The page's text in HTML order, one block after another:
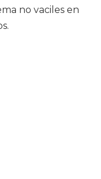
no vaciles en